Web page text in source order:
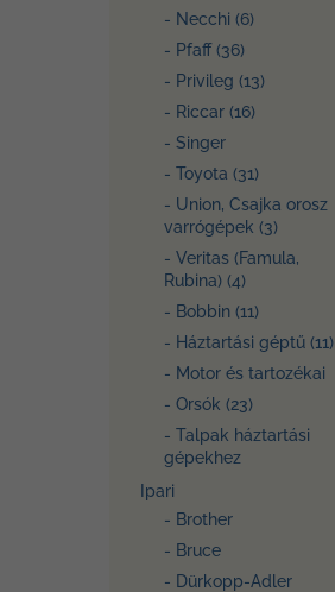
- Necchi (6)
- Pfaff (36)
- Privileg (13)
- Riccar (16)
- Singer
- Toyota (31)
- Union, Csajka orosz
varrógépek (3)
- Veritas (Famula,
Rubina) (4)
- Bobbin (11)
- Háztartási géptű (11)
- Motor és tartozékai
- Orsók (23)
- Talpak háztartási
gépekhez
Ipari
- Brother
- Bruce
- Dürkopp-Adler